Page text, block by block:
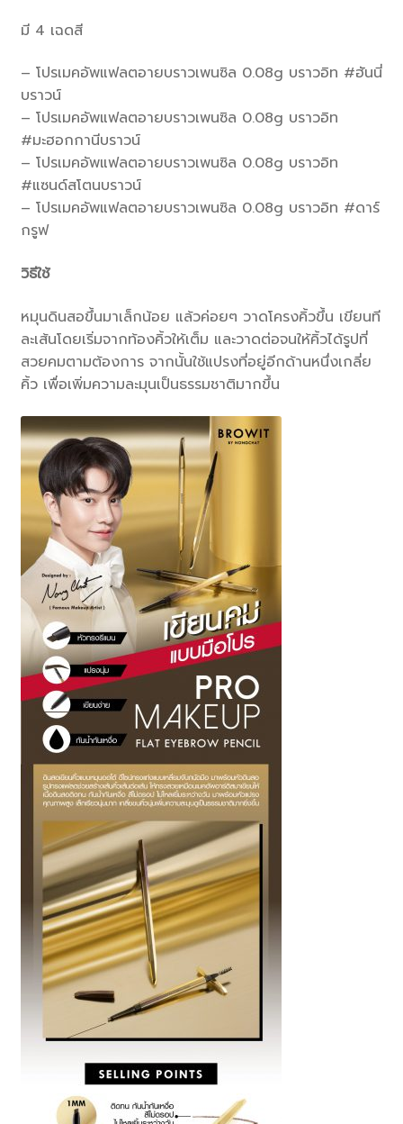
มี 4 เฉดสี
– โปรเมคอัพแฟลตอายบราวเพนซิล 0.08g บราวอิท #ฮันนี่
บราวน์
– โปรเมคอัพแฟลตอายบราวเพนซิล 0.08g บราวอิท
#มะฮอกกานีบราวน์
– โปรเมคอัพแฟลตอายบราวเพนซิล 0.08g บราวอิท
#แซนด์สโตนบราวน์
– โปรเมคอัพแฟลตอายบราวเพนซิล 0.08g บราวอิท #ดาร์
กรูฟ
วิธีใช้
หมุนดินสอขึ้นมาเล็กน้อย แล้วค่อยๆ วาดโครงคิ้วขึ้น เขียนที
ละเส้นโดยเริ่มจากท้องคิ้วให้เต็ม และวาดต่อจนให้คิ้วได้รูปที่
สวยคมตามต้องการ จากนั้นใช้แปรงที่อยู่อีกด้านหนึ่งเกลี่ย
คิ้ว เพื่อเพิ่มความละมุนเป็นธรรมชาติมากขึ้น